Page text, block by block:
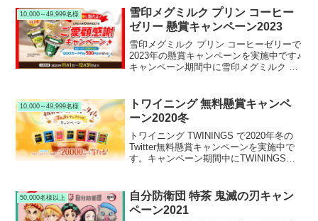
10,000～49,999名様
雪印メグミルク プリン コーヒー
ゼリー 懸賞キャンペーン2023
雪印メグミルク プリン コーヒーゼリーで
2023年の懸賞キャンペーンを実施中です♪
キャンペーン期間中に雪印メグミルク プ
Pay 500円分が当たります。
10,000～49,999名様
トワイニング 無料懸賞キャンペ
ーン2020冬
トワイニング TWININGS で2020年冬の
Twitter無料懸賞キャンペーンを実施中で
す。キャンペーン期間中にTWININGS公
ワイニング TWININGS ７種の香りサンプ
リングセットが当たります。
50,000名様以上
自分防衛団 特茶 鬼滅の刃キャン
ペーン2021